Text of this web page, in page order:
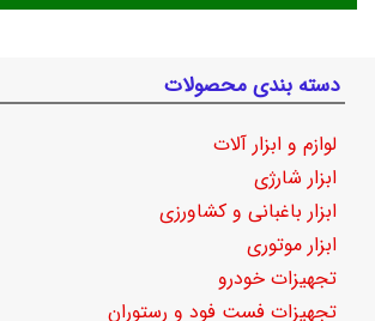
دسته بندی محصولات
لوازم و ابزار آلات
ابزار شارژی
ابزار باغبانی و کشاورزی
ابزار موتوری
تجهیزات خودرو
تجهیزات فست فود و رستوران